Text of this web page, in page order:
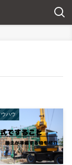
ハウ